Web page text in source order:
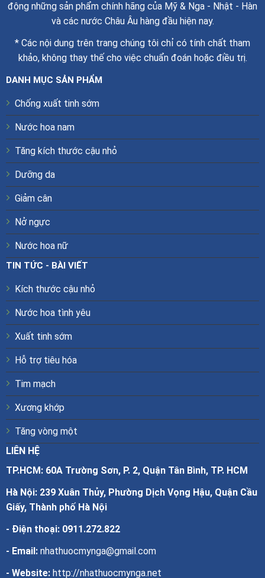
động những sản phẩm chính hãng của Mỹ & Nga - Nhật - Hàn
và các nước Châu Âu hàng đầu hiện nay.
* Các nội dung trên trang chúng tôi chỉ có tính chất tham
khảo, không thay thế cho việc chuẩn đoán hoặc điều trị.
DANH MỤC SẢN PHẨM
Chống xuất tinh sớm
Nước hoa nam
Tăng kích thước cậu nhỏ
Dưỡng da
Giảm cân
Nở ngực
Nước hoa nữ
TIN TỨC - BÀI VIẾT
Kích thước cậu nhỏ
Nước hoa tình yêu
Xuất tinh sớm
Hỗ trợ tiêu hóa
Tim mạch
Xương khớp
Tăng vòng một
LIÊN HỆ
TP.HCM: 60A Trường Sơn, P. 2, Quận Tân Bình, TP. HCM
Hà Nội: 239 Xuân Thủy, Phường Dịch Vọng Hậu, Quận Cầu
Giấy, Thành phố Hà Nội
- Điện thoại: 0911.272.822
- Email:nhathuocmynga@gmail.com
- Website:http://nhathuocmynga.net